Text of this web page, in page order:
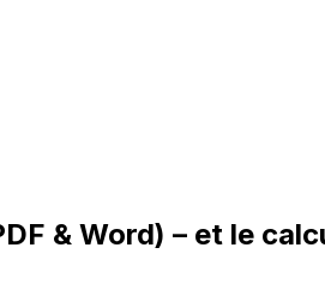
& Word) – et le